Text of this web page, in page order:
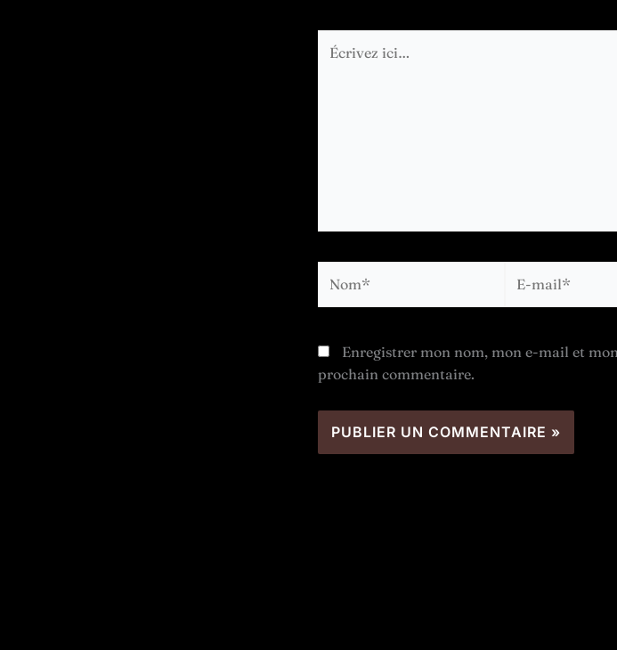
ici…
mail*
Enregistrer mon nom, mon e-mail et
prochain commentaire.